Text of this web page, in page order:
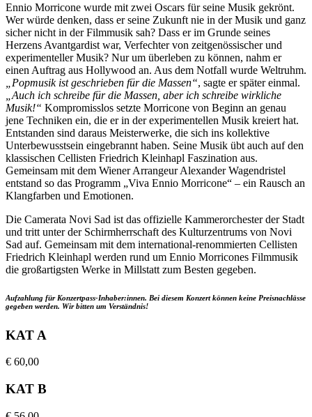
Ennio Morricone wurde mit zwei Oscars für seine Musik gekrönt.
Wer würde denken, dass er seine Zukunft nie in der Musik und ganz
sicher nicht in der Filmmusik sah? Dass er im Grunde seines
Herzens Avantgardist war, Verfechter von zeitgenössischer und
experimenteller Musik? Nur um überleben zu können, nahm er
einen Auftrag aus Hollywood an. Aus dem Notfall wurde Weltruhm.
„Popmusik ist geschrieben für die Massen“, sagte er später einmal.
„Auch ich schreibe für die Massen, aber ich schreibe wirkliche
Musik!“ Kompromisslos setzte Morricone von Beginn an genau
jene Techniken ein, die er in der experimentellen Musik kreiert hat.
Entstanden sind daraus Meisterwerke, die sich ins kollektive
Unterbewusstsein eingebrannt haben. Seine Musik übt auch auf den
klassischen Cellisten Friedrich Kleinhapl Faszination aus.
Gemeinsam mit dem Wiener Arrangeur Alexander Wagendristel
entstand so das Programm „Viva Ennio Morricone“ – ein Rausch an
Klangfarben und Emotionen.
Die Camerata Novi Sad ist das offizielle Kammerorchester der Stadt
und tritt unter der Schirmherrschaft des Kulturzentrums von Novi
Sad auf. Gemeinsam mit dem international-renommierten Cellisten
Friedrich Kleinhapl werden rund um Ennio Morricones Filmmusik
die großartigsten Werke in Millstatt zum Besten gegeben.
Aufzahlung für Konzertpass-Inhaber:innen. Bei diesem Konzert können keine Preisnachlässe
gegeben werden. Wir bitten um Verständnis!
KAT A
€ 60,00
KAT B